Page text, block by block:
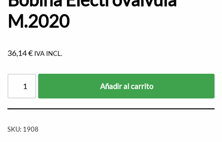
M.2020
36,14€ IVA INCL.
Añadir al carrito
SKU: 1908